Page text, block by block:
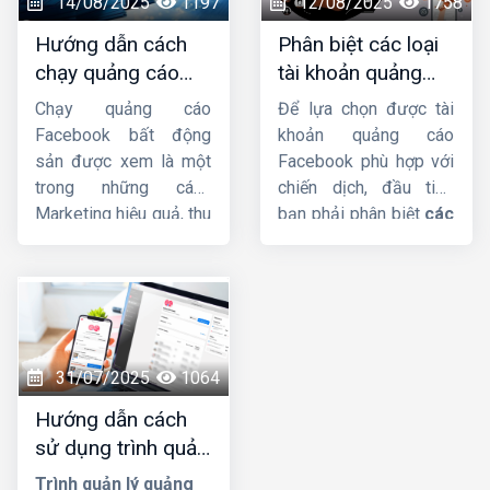
Facebook Ads, thuê
chạy quảng cáo
Facebook sẽ giúp tiết
kiệm thời gian, tối ưu
chi phí và đạt kết quả
tốt hơn.
tiết nhé !
Hướng dẫn cách
chạy quảng cáo
BĐS trên facebook
hiệu quả nhất
Chạy quảng cáo
Facebook bất động
sản được xem là một
trong những cách
Marketing hiệu quả, thu
doanh thu nhanh chóng.
Tuy nhiên, với nhiều
doanh nghiệp trẻ hoặc
cá nhân mới bắt đầu
tham gia vào lĩnh vực
này, việc tự thực hiện
một chiến dịch
Facebook Ads là điều
Phân biệt các loại
tài khoản quảng
cáo facebook hiện
nay
Để lựa chọn được tài
khoản quảng cáo
Facebook phù hợp với
chiến dịch, đầu tiên
bạn phải phân biệt các
31/07/2025 1064
Hướng dẫn cách
sử dụng trình quản
lý quảng cáo trên
Trình quản lý quảng